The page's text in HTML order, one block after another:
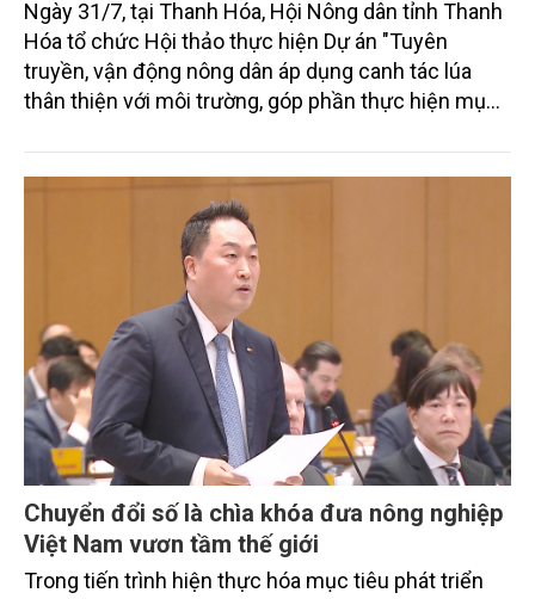
Ngày 31/7, tại Thanh Hóa, Hội Nông dân tỉnh Thanh
Hóa tổ chức Hội thảo thực hiện Dự án "Tuyên
truyền, vận động nông dân áp dụng canh tác lúa
thân thiện với môi trường, góp phần thực hiện mục
trình thu hút sự tham gia của đông đảo đại biểu đến
từ các cơ quan quản lý nhà nước, đơn vị nghiên cứu,
doanh nghiệp, hợp tác xã và nông dân đang trực
tiếp triển khai mô hình sản xuất lúa phát thải thấp.
Chuyển đổi số là chìa khóa đưa nông nghiệp
Việt Nam vươn tầm thế giới
Trong tiến trình hiện thực hóa mục tiêu phát triển